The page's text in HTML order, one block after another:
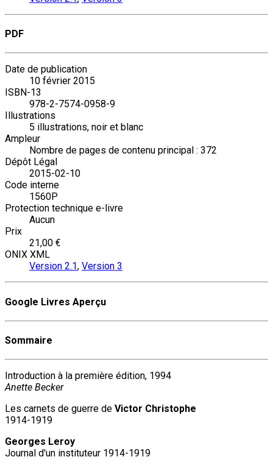
PDF
Date de publication
10 février 2015
ISBN-13
978-2-7574-0958-9
Illustrations
5 illustrations, noir et blanc
Ampleur
Nombre de pages de contenu principal : 372
Dépôt Légal
2015-02-10
Code interne
1560P
Protection technique e-livre
Aucun
Prix
21,00 €
ONIX XML
Version 2.1, Version 3
Google Livres Aperçu
Sommaire
Introduction à la première édition, 1994
Anette Becker
Les carnets de guerre de Victor Christophe
1914-1919
Georges Leroy
Journal d'un instituteur 1914-1919